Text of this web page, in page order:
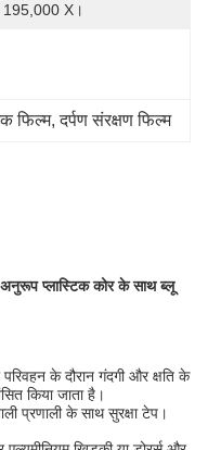
195,000 X।
फिल्म, दर्पण संरक्षण फिल्म
प्लास्टिक कोर के साथ ब्लू
के दौरान गंदगी और क्षति के
किया जाता है।
प्रणाली के साथ सुरक्षा टेप।